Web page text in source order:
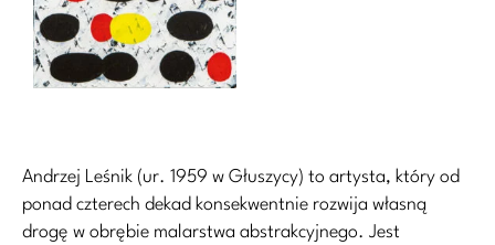
Andrzej Leśnik (ur. 1959 w Głuszycy) to artysta, który od
ponad czterech dekad konsekwentnie rozwija własną
drogę w obrębie malarstwa abstrakcyjnego. Jest